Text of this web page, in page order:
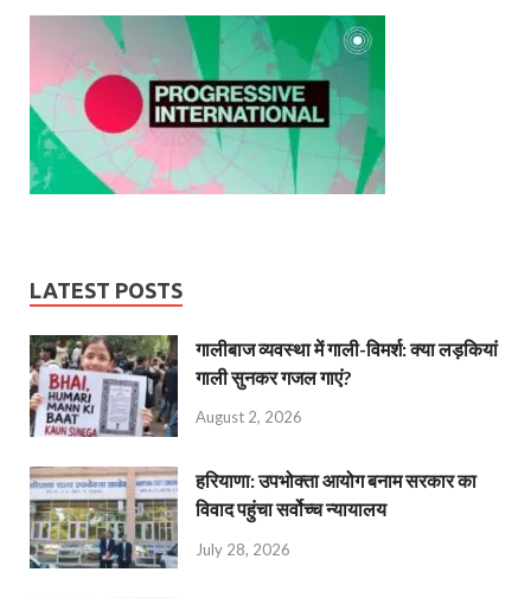
LATEST POSTS
गालीबाज व्‍यवस्‍था में गाली-विमर्श: क्या लड़कियां
गाली सुनकर गजल गाएं?
August 2, 2026
हरियाणा: उपभोक्ता आयोग बनाम सरकार का
विवाद पहुंचा सर्वोच्च न्यायालय
July 28, 2026